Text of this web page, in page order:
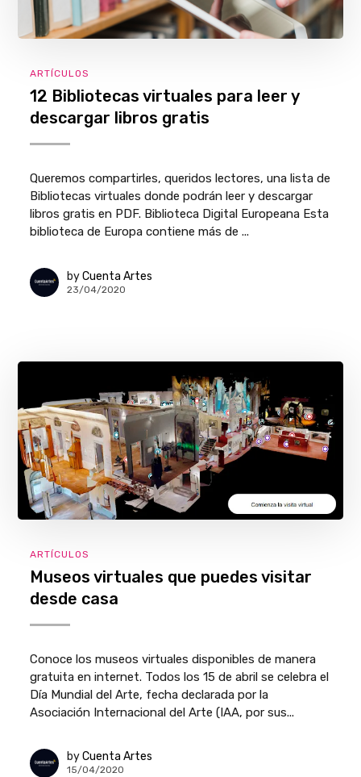
ARTÍCULOS
12 Bibliotecas virtuales para leer y
descargar libros gratis
Queremos compartirles, queridos lectores, una lista de
Bibliotecas virtuales donde podrán leer y descargar
libros gratis en PDF. Biblioteca Digital Europeana Esta
biblioteca de Europa contiene más de ...
by Cuenta Artes
23/04/2020
ARTÍCULOS
Museos virtuales que puedes visitar
desde casa
Conoce los museos virtuales disponibles de manera
gratuita en internet. Todos los 15 de abril se celebra el
Día Mundial del Arte, fecha declarada por la
Asociación Internacional del Arte (IAA, por sus...
by Cuenta Artes
15/04/2020